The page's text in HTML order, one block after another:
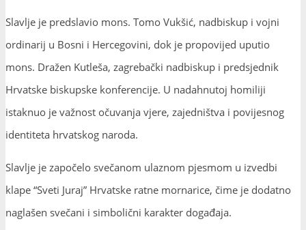
Slavlje je predslavio mons. Tomo Vukšić, nadbiskup i vojni
ordinarij u Bosni i Hercegovini, dok je propovijed uputio
mons. Dražen Kutleša, zagrebački nadbiskup i predsjednik
Hrvatske biskupske konferencije. U nadahnutoj homiliji
istaknuo je važnost očuvanja vjere, zajedništva i povijesnog
identiteta hrvatskog naroda.
Slavlje je započelo svečanom ulaznom pjesmom u izvedbi
klape “Sveti Juraj” Hrvatske ratne mornarice, čime je dodatno
naglašen svečani i simbolični karakter događaja.